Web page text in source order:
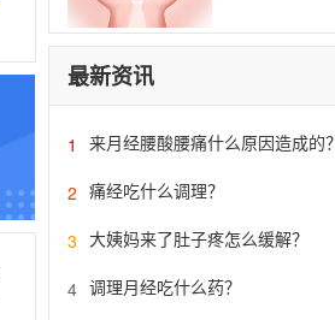
最新资讯
1 来月经腰酸腰痛什么原因造成的？
2 痛经吃什么调理？
3 大姨妈来了肚子疼怎么缓解？
4 调理月经吃什么药？